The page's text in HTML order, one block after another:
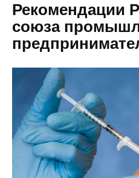
Рекомендации
союза